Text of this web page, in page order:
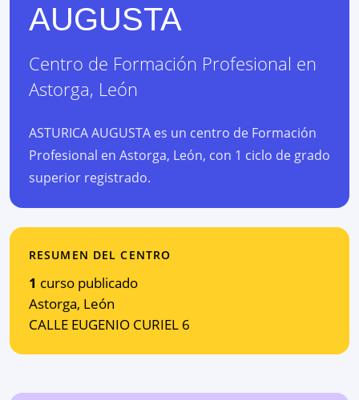
AUGUSTA
Centro de Formación Profesional en
Astorga, León
ASTURICA AUGUSTA es un centro de Formación
Profesional en Astorga, León, con 1 ciclo de grado
superior registrado.
RESUMEN DEL CENTRO
1 curso publicado
Astorga, León
CALLE EUGENIO CURIEL 6